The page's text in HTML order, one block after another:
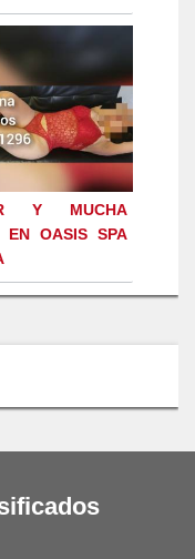
Y MUCHA
EN OASIS SPA